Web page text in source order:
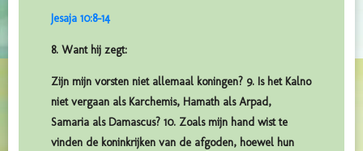
Jesaja 10:8-14
8. Want hij zegt:
Zijn mijn vorsten niet allemaal koningen? 9. Is het Kalno
niet vergaan als Karchemis, Hamath als Arpad,
Samaria als Damascus? 10. Zoals mijn hand wist te
vinden de koninkrijken van de afgoden, hoewel hun